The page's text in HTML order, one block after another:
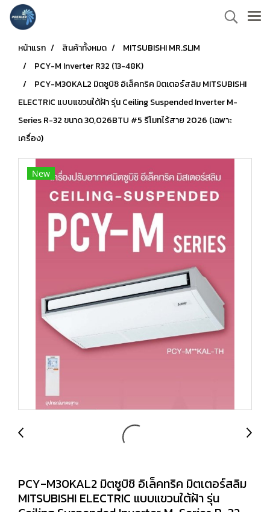
หน้าแรก สินค้าทั้งหมด
MITSUBISHI MR.SLIM
PCY-M Inverter R32 (13-48K)
PCY-M30KAL2 มิตซูบิชิ อิเล็คทริค มิตเตอร์สลิม MITSUBISHI
ELECTRIC แบบแขวนใต้ฝ้า รุ่น Ceiling Suspended Inverter M-
Series R-32 ขนาด 30,026BTU #5 รีโมทไร้สาย 2026 (เฉพาะ
เครื่อง)
New
PCY-M30KAL2 มิตซูบิชิ อิเล็คทริค มิตเตอร์สลิม
MITSUBISHI ELECTRIC แบบแขวนใต้ฝ้า รุ่น